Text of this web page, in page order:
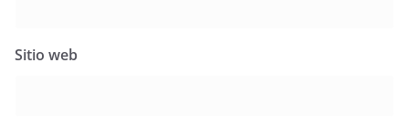
Sitio web